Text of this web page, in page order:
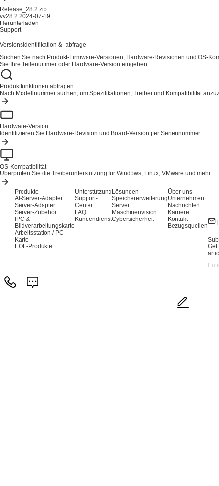
Release_28.2.zip
vv28.2 2024-07-19
Herunterladen
Support
Versionsidentifikation & -abfrage
Suchen Sie nach Produkt-Firmware-Versionen, Hardware-Revisionen und OS-
Sie Ihre Teilenummer oder Hardware-Version eingeben.
Produktfunktionen abfragen
Nach Modellnummer suchen, um Spezifikationen, Treiber und Kompatibilität
Hardware-Version
Identifizieren Sie Hardware-Revision und Board-Version per Seriennummer.
OS-Kompatibilität
Überprüfen Sie die Treiberunterstützung für Windows, Linux, VMware und mehr.
Produkte
AI-Server-Adapter
Server-Adapter
Server-Zubehör
IPC &
Bildverarbeitungskarte
Arbeitsstation / PC-
Karte
EOL-Produkte
Unterstützung
Support-
Center
FAQ
Kundendienst
Lösungen
Speichererweiterung
Server
Maschinenvision
Cybersicherheit
Über uns
Unternehmen
Nachrichten
Karriere
Kontakt
Bezugsquellen
Get